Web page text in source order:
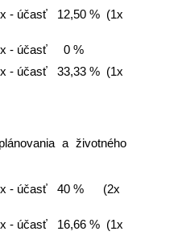
- účasť 12,50 % (1x
- účasť 0 %
- účasť 33,33 % (1x
a životného
5x - účasť 40 % (2x
- účasť 16,66 % (1x